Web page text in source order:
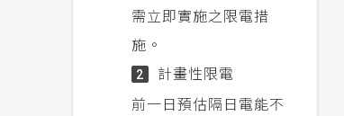
需立即實施之限電措
施。
2
計畫性限電
前一日預估隔日電能不